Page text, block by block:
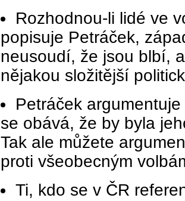
Rozhodnou-li lidé ve
popisuje Petráček,
neusoudí, že jsou blbí,
nějakou složitější
Petráček
se obává, že by byla
Tak ale můžete
proti všeobecným
Ti, kdo se v ČR